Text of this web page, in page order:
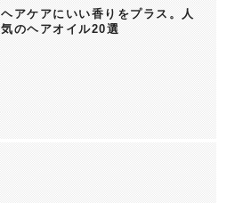
ヘアケアにいい香りをプラス。人
気のヘアオイル20選